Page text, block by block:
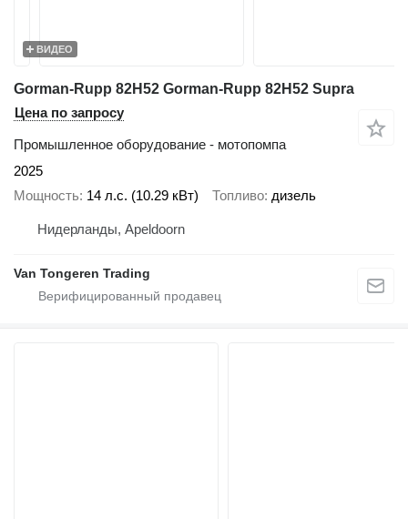
ВИДЕО
Gorman-Rupp 82H52 Gorman-Rupp 82H52 Supra
Цена по запросу
Промышленное оборудование - мотопомпа
2025
Мощность 14 л.с. (10.29 кВт) Топливо дизель
Нидерланды, Apeldoorn
Van Tongeren Trading